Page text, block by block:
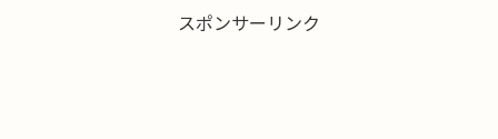
スポンサーリンク